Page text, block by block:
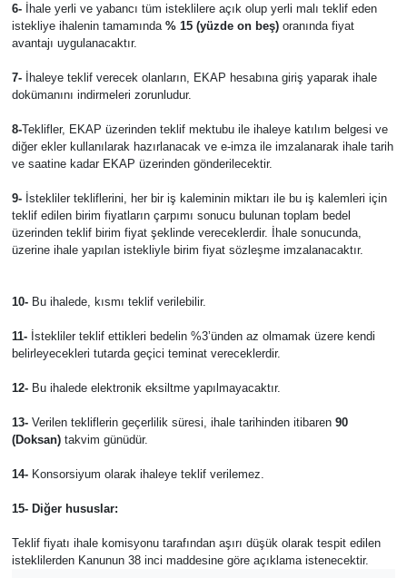
6-İhale yerli ve yabancı tüm isteklilere açık olup yerli malı teklif eden
istekliye ihalenin tamamında % 15 (yüzde on beş) oranında fiyat
avantajı uygulanacaktır.
7-İhaleye teklif verecek olanların, EKAP hesabına giriş yaparak ihale
dokümanını indirmeleri zorunludur.
8-Teklifler, EKAP üzerinden teklif mektubu ile ihaleye katılım belgesi ve
diğer ekler kullanılarak hazırlanacak ve e-imza ile imzalanarak ihale tarih
ve saatine kadar EKAP üzerinden gönderilecektir.
9-İstekliler tekliflerini, her bir iş kaleminin miktarı ile bu iş kalemleri için
teklif edilen birim fiyatların çarpımı sonucu bulunan toplam bedel
üzerinden teklif birim fiyat şeklinde vereceklerdir. İhale sonucunda,
üzerine ihale yapılan istekliyle birim fiyat sözleşme imzalanacaktır.
10-Bu ihalede, kısmı teklif verilebilir.
11-İstekliler teklif ettikleri bedelin %3’ünden az olmamak üzere kendi
belirleyecekleri tutarda geçici teminat vereceklerdir.
12-Bu ihalede elektronik eksiltme yapılmayacaktır.
13-Verilen tekliflerin geçerlilik süresi, ihale tarihinden itibaren 90
(Doksan)takvim günüdür.
14-Konsorsiyum olarak ihaleye teklif verilemez.
15- Diğer hususlar:
Teklif fiyatı ihale komisyonu tarafından aşırı düşük olarak tespit edilen
isteklilerden Kanunun 38 inci maddesine göre açıklama istenecektir.